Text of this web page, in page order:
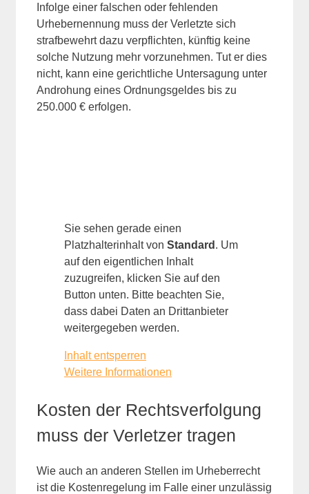
Infolge einer falschen oder fehlenden
Urhebernennung muss der Verletzte sich
strafbewehrt dazu verpflichten, künftig keine
solche Nutzung mehr vorzunehmen. Tut er dies
nicht, kann eine gerichtliche Untersagung unter
Androhung eines Ordnungsgeldes bis zu
250.000 € erfolgen.
Sie sehen gerade einen
Platzhalterinhalt von Standard . Um
auf den eigentlichen Inhalt
zuzugreifen, klicken Sie auf den
Button unten. Bitte beachten Sie,
dass dabei Daten an Drittanbieter
weitergegeben werden.
Inhalt entsperren
Weitere Informationen
Kosten der Rechtsverfolgung
muss der Verletzer tragen
Wie auch an anderen Stellen im Urheberrecht
ist die Kostenregelung im Falle einer unzulässig